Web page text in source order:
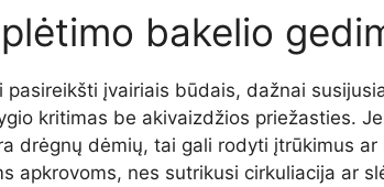
bakelio
įvairiais būdais, dažnai
kritimas be akivaizdžios priežasties.
drėgnų dėmių, tai gali rodyti įtrūkimus
apkrovoms, nes sutrikusi cirkuliacija ar